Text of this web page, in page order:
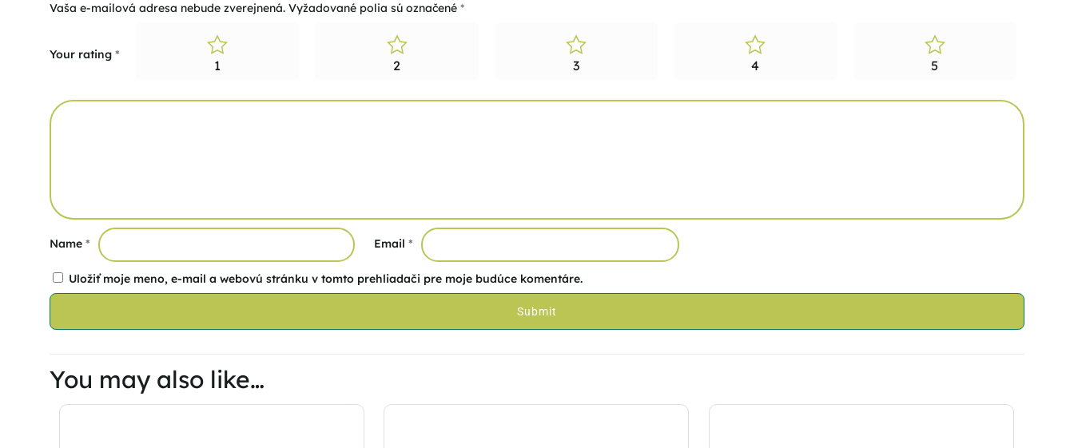
Vaša e-mailová adresa nebude zverejnená. Vyžadované polia sú označené *
Your rating *
1 2 3 4 5
Name * Email*
Uložiť moje meno, e-mail a webovú stránku v tomto prehliadači pre moje budúce komentáre.
You may also like…